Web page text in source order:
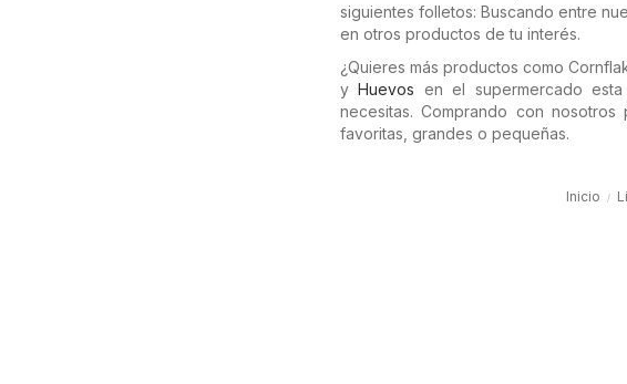
siguientes folletos: Buscando entre
en otros productos de tu interés.
¿Quieres más productos como
yHuevos en el supermercado
necesitas. Comprando con
favoritas, grandes o pequeñas.
Inicio